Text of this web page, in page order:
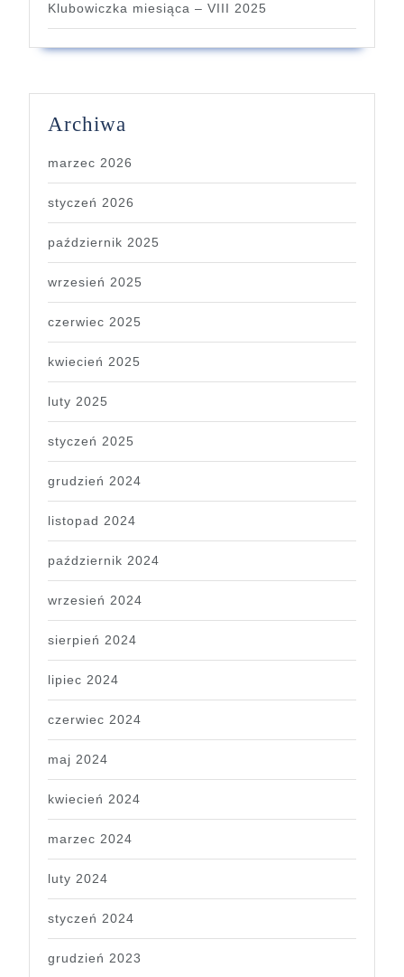
Klubowiczka miesiąca – VIII 2025
Archiwa
marzec 2026
styczeń 2026
październik 2025
wrzesień 2025
czerwiec 2025
kwiecień 2025
luty 2025
styczeń 2025
grudzień 2024
listopad 2024
październik 2024
wrzesień 2024
sierpień 2024
lipiec 2024
czerwiec 2024
maj 2024
kwiecień 2024
marzec 2024
luty 2024
styczeń 2024
grudzień 2023